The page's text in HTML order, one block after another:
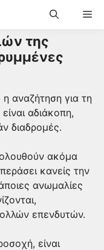
της
αναζήτηση για τη
είναι αδιάκοπη,
διαδρομές.
ακόμα
κανείς την
ανωμαλίες
επενδυτών.
είναι